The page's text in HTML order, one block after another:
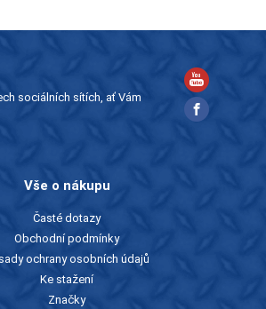
sociálních sítích, ať Vám
Vše o nákupu
Časté dotazy
Obchodní podmínky
ochrany osobních údajů
Ke stažení
Značky